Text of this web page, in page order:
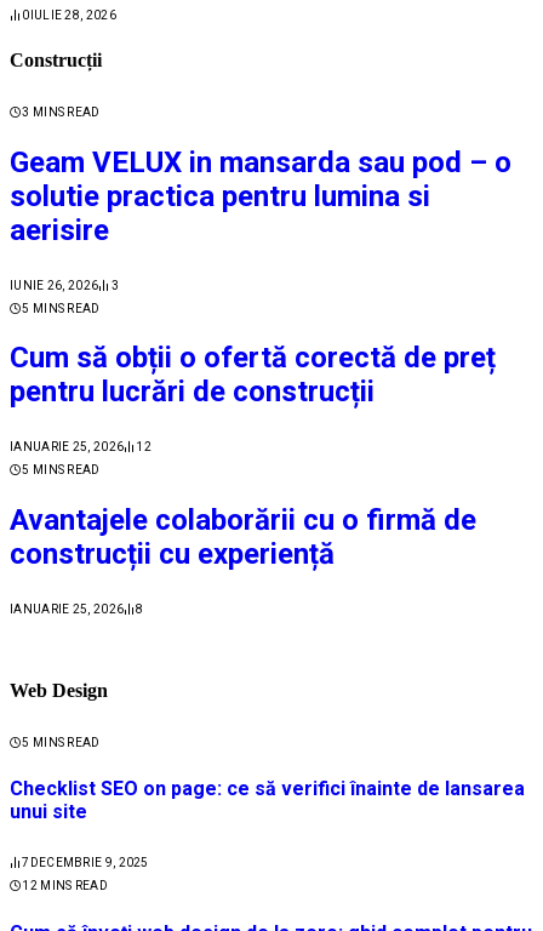
0 IULIE 28, 2026
Construcții
3 MINS READ
Geam VELUX in mansarda sau pod – o
solutie practica pentru lumina si
aerisire
IUNIE 26, 2026
3
5 MINS READ
Cum să obții o ofertă corectă de preț
pentru lucrări de construcții
IANUARIE 25, 2026
12
5 MINS READ
Avantajele colaborării cu o firmă de
construcții cu experiență
IANUARIE 25, 2026 8
Web Design
5 MINS READ
Checklist SEO on page: ce să verifici înainte de lansarea
unui site
7 DECEMBRIE 9, 2025
12 MINS READ